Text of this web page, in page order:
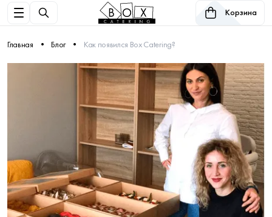
Корзина
Главная Блог Как появился Box Catering?